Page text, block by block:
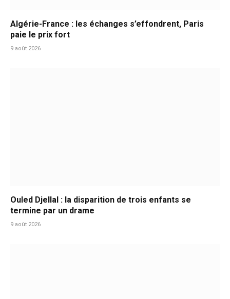
Algérie-France : les échanges s’effondrent, Paris
paie le prix fort
9 août 2026
Ouled Djellal : la disparition de trois enfants se
termine par un drame
9 août 2026